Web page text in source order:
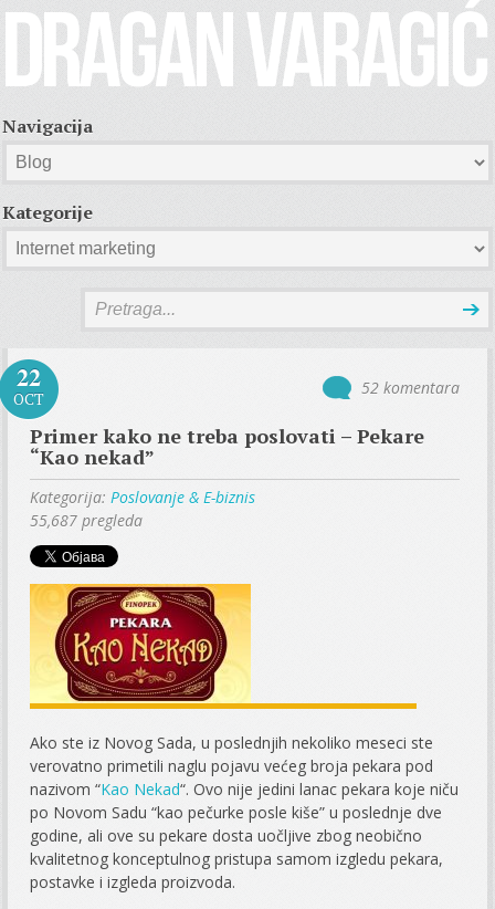
Navigacija
Kategorije
22
OCT
52 komentara
Primer kako ne treba poslovati – Pekare
“Kao nekad”
Kategorija: Poslovanje & E-biznis
55,687 pregleda
Ako ste iz Novog Sada, u poslednjih nekoliko meseci ste
verovatno primetili naglu pojavu većeg broja pekara pod
nazivom “Kao Nekad“. Ovo nije jedini lanac pekara koje niču
po Novom Sadu “kao pečurke posle kiše” u poslednje dve
godine, ali ove su pekare dosta uočljive zbog neobično
kvalitetnog konceptulnog pristupa samom izgledu pekara,
postavke i izgleda proizvoda.